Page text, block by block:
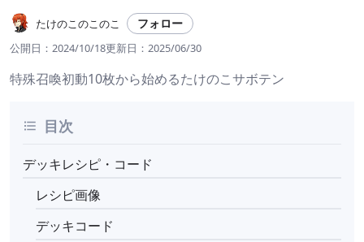
たけのこのこのこ フォロー
公開日： 2024/10/18更新日： 2025/06/30
特殊召喚初動10枚から始めるたけのこサボテン
目次
デッキレシピ・コード
レシピ画像
デッキコード